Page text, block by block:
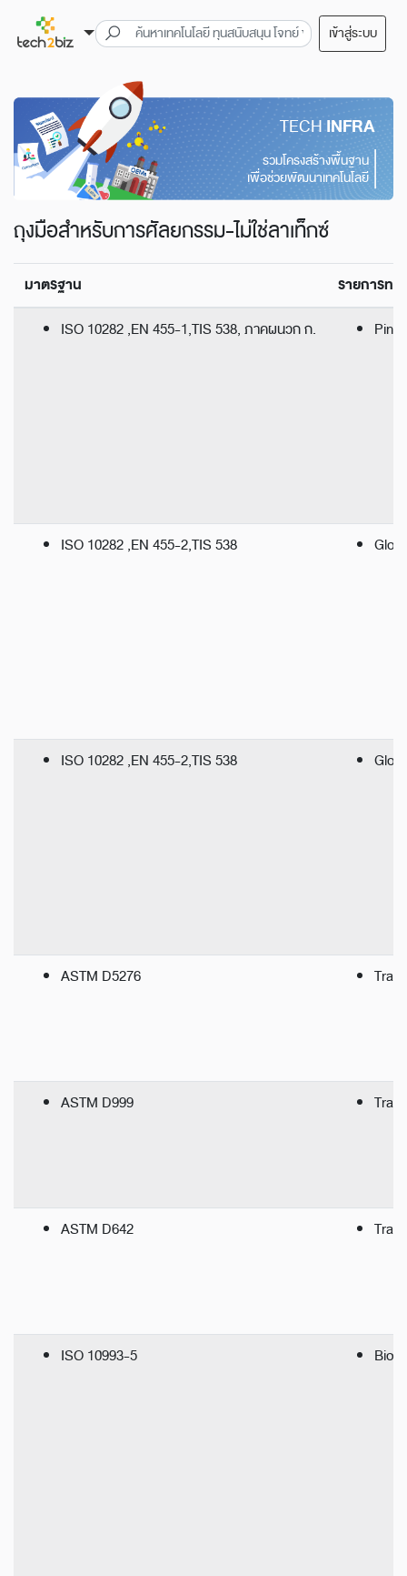
เข้าสู่ระบบ
TECHINFRA
รวมโครงสร้างพื้นฐาน
เพื่อช่วยพัฒนาเทคโนโลยี
ถุงมือสำหรับการศัลยกรรม-ไม่ใช่ลาเท็กซ์
มาตรฐาน
รายการท
ISO 10282 ,EN 455-1,TIS 538, ภาคผนวก ก.
Pin
ISO 10282 ,EN 455-2,TIS 538
ISO 10282 ,EN 455-2,TIS 538
ASTM D5276
ASTM D999
ASTM D642
ISO 10993-5 Bio-